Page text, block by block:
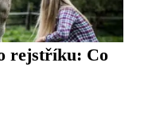
rejstříku: Co